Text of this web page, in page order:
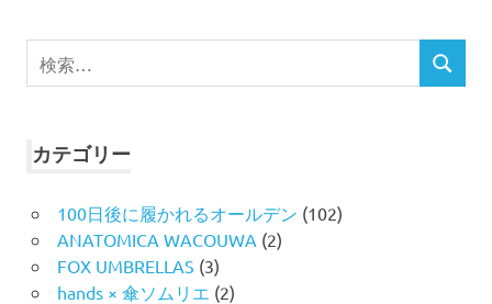
検
索
検
カテゴリー
100日後に履かれるオールデン (102)
ANATOMICA WACOUWA (2)
FOX UMBRELLAS (3)
hands × 傘ソムリエ (2)